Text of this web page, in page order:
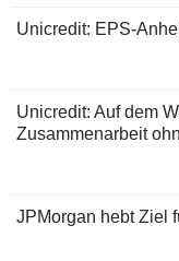
Unicredit: EPS-
Unicredit: Auf dem
Zusammenarbeit
JPMorgan hebt Ziel